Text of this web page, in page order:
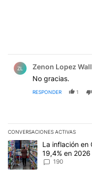
ZL Zenon Lopez
No gracias.
RESPONDER 1
CONVERSACIONES ACTIVAS
Este listado muestra los
Un artículo de tendencia
La inflación en
19,4% en 2026
190